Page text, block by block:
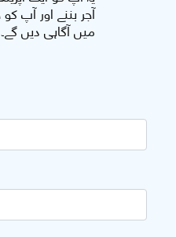
آجر بننے اور آپ
میں آگاہی دیں گے۔